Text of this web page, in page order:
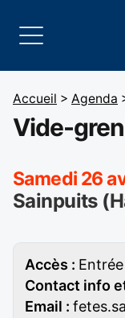
Accueil > Agenda
Vide-
Samedi 26
Sainpuits
Accès :
Contact info
Email :